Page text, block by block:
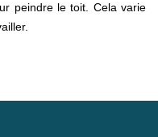
peindre le toit. Cela varie